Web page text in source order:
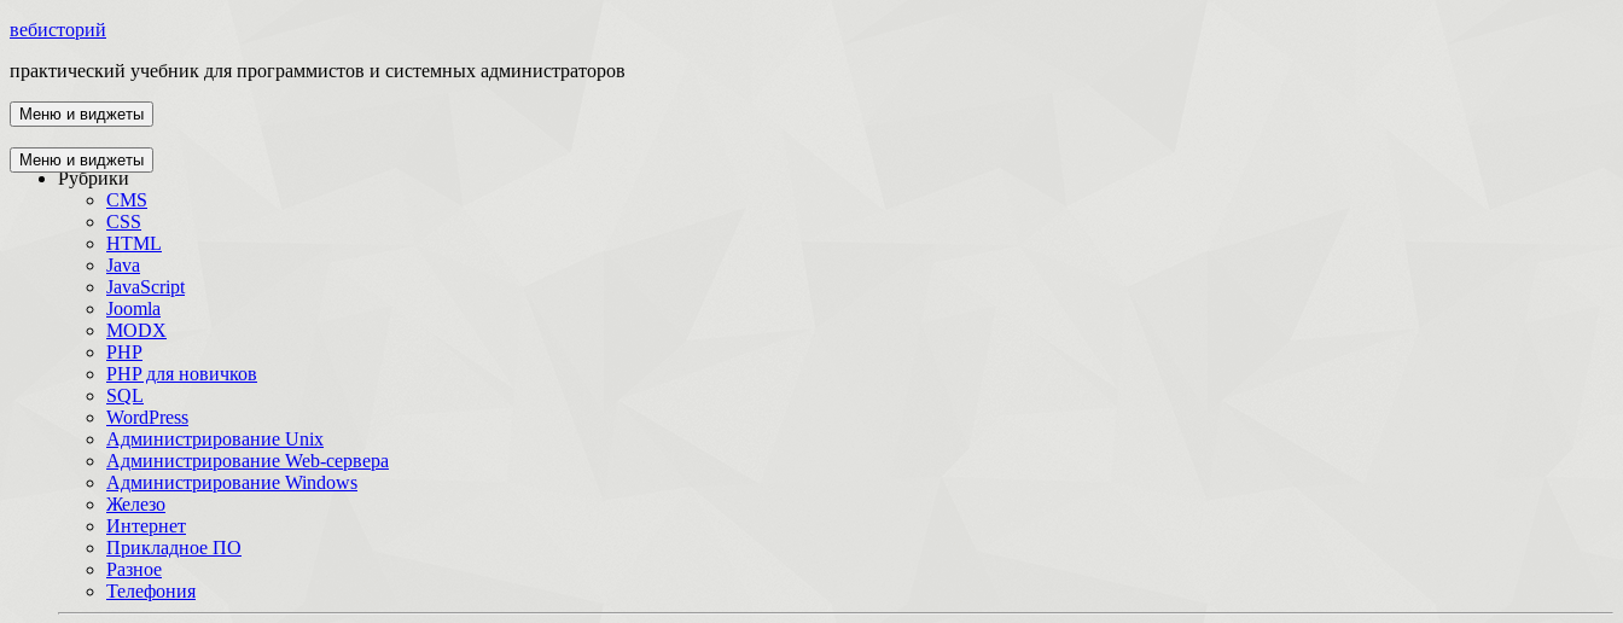
вебисторий
практический учебник для программистов и системных администраторов
Меню и виджеты
Главная
Рубрики
CMS
CSS
HTML
Java
JavaScript
Joomla
MODX
PHP
PHP для новичков
SQL
WordPress
Администрирование Unix
Администрирование Web-сервера
Администрирование Windows
Железо
Интернет
Прикладное ПО
Разное
Телефония
Меню и виджеты